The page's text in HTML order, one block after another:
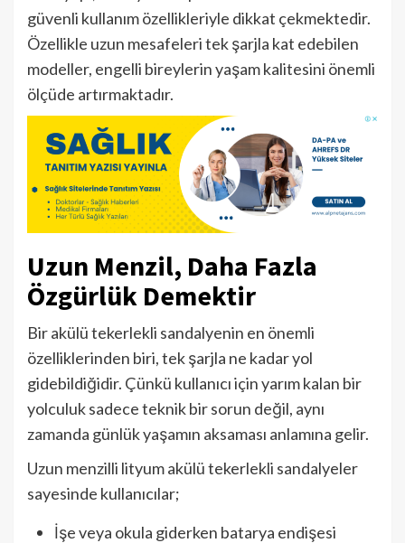
güvenli kullanım özellikleriyle dikkat çekmektedir.
Özellikle uzun mesafeleri tek şarjla kat edebilen
modeller, engelli bireylerin yaşam kalitesini önemli
ölçüde artırmaktadır.
Uzun Menzil, Daha Fazla
Özgürlük Demektir
Bir akülü tekerlekli sandalyenin en önemli
özelliklerinden biri, tek şarjla ne kadar yol
gidebildiğidir. Çünkü kullanıcı için yarım kalan bir
yolculuk sadece teknik bir sorun değil, aynı
zamanda günlük yaşamın aksaması anlamına gelir.
Uzun menzilli lityum akülü tekerlekli sandalyeler
sayesinde kullanıcılar;
İşe veya okula giderken batarya endişesi